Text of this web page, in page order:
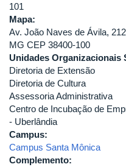
101
Mapa:
Av. João Naves de Ávila,
MG CEP 38400-100
Unidades Organizacionais
Diretoria de Extensão
Diretoria de Cultura
Assessoria Administrativa
Centro de Incubação de
- Uberlândia
Campus:
Campus Santa Mônica
Complemento: